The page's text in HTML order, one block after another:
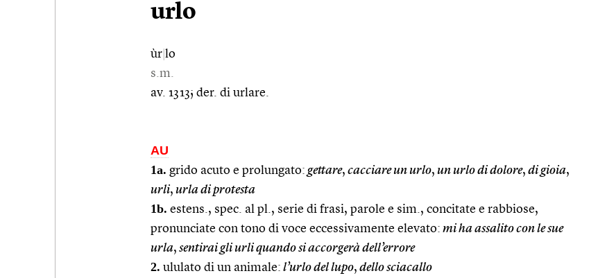
urlo
ùr lo
s.m.
av. 1313; der. di urlare.
AU
1a. grido acuto e prolungato: gettare, cacciare un urlo, un urlo di dolore, di gioia,
urli, urla di protesta
1b. estens., spec. al pl., serie di frasi, parole e sim., concitate e rabbiose,
pronunciate con tono di voce eccessivamente elevato: mi ha assalito con le sue
urla, sentirai gli urli quando si accorgerà dell’errore
2. ululato di un animale: l’urlo del lupo, dello sciacallo